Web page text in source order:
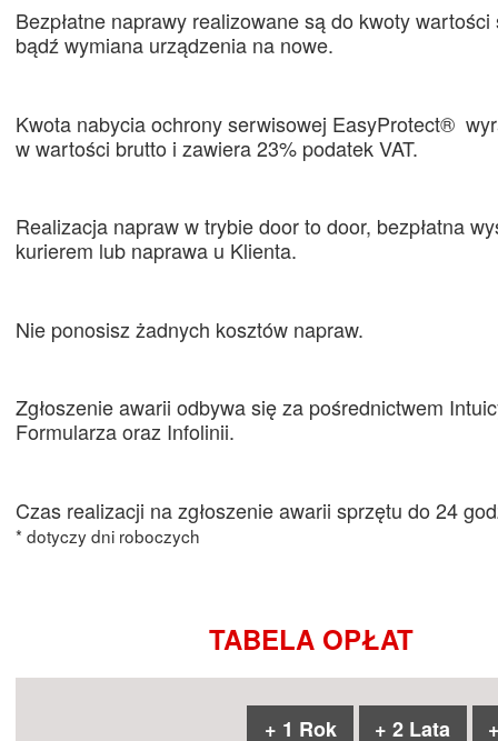
Bezpłatne naprawy realizowane są do kwoty wartości
bądź wymiana urządzenia na nowe.
Kwota nabycia ochrony serwisowej EasyProtect®
w wartości brutto i zawiera 23% podatek VAT.
Realizacja napraw w trybie door to door, bezpłatna
kurierem lub naprawa u Klienta.
Nie ponosisz żadnych kosztów napraw.
Zgłoszenie awarii odbywa się za pośrednictwem
Formularza oraz Infolinii.
Czas realizacji na zgłoszenie awarii sprzętu do 24
* dotyczy dni roboczych
TABELA OPŁAT
+ 1 Rok + 2 Lata